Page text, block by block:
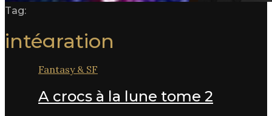
Tag:
intégration
Fantasy & SF
A crocs à la lune tome 2